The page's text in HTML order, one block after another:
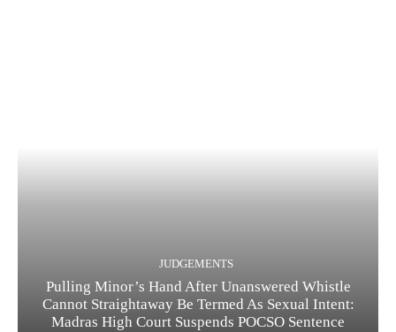
JUDGEMENTS
Pulling Minor’s Hand After Unanswered Whistle
Cannot Straightaway Be Termed As Sexual Intent:
Madras High Court Suspends POCSO Sentence